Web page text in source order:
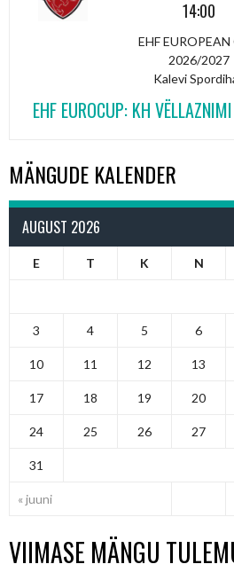
14:00
EHF EUROPEAN
2026/2027
Kalevi
EHF EUROCUP: KH
MÄNGUDE KALENDER
AUGUST 2026
E T K N
« juuni
3 4 5 6
10 11 12 13
17 18 19 20
24 25 26 27
31
VIIMASE MÄNGU